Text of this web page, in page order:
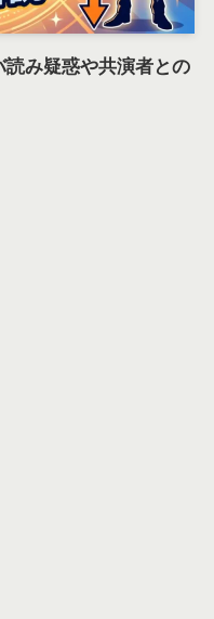
み疑惑や共演者との